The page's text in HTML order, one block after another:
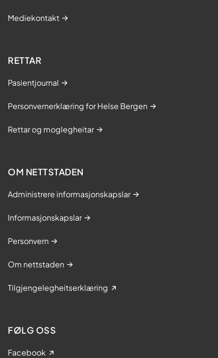
Mediekontakt
RETTAR
Pasientjournal
Personvernerklæring for Helse Bergen
Rettar og moglegheitar
OM NETTSTADEN
Administrere informasjonskapslar
Informasjonskapslar
Personvern
Om nettstaden
Tilgjengelegheitserklæring
FØLG OSS
Facebook